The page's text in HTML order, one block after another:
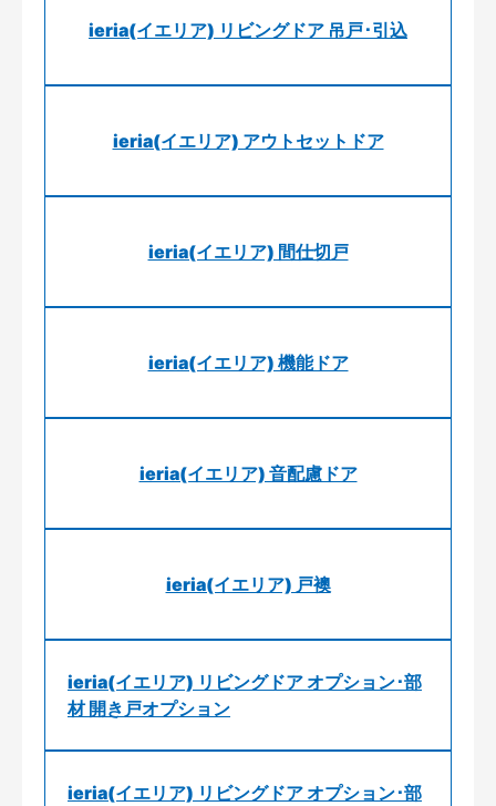
ieria(イエリア) リビングドア 吊戸･引込
ieria(イエリア) アウトセットドア
ieria(イエリア) 間仕切戸
ieria(イエリア) 機能ドア
ieria(イエリア) 音配慮ドア
ieria(イエリア) 戸襖
ieria(イエリア) リビングドア オプション･部
材 開き戸オプション
ieria(イエリア) リビングドア オプション･部